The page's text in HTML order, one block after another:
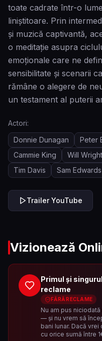
toate cadrate într-o
liniștitoare. Prin
și muzică captivantă,
o meditație asupra
emoționale care ne
sensibilitate și scenarii
rămâne o alegere de
un testament al puterii
Actori:
Donnie Dunagan
Peter
Cammie King
Will Wright
Tim Davis
Sam Edwards
Trailer YouTube
Vizionează
Primul și
reclame
FĂRĂ RECLAME
Nu am pus
— și nu vrem să
bani lunar. Dacă
cu orice sumă între